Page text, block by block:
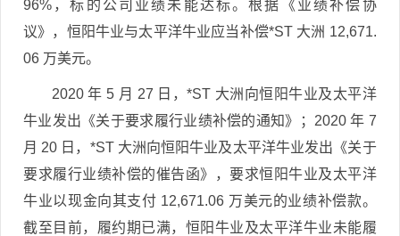
96%，标的公司业绩未能达标。根据《业绩补偿协
议》，恒阳牛业与太平洋牛业应当补偿*ST 大洲 12,671.
06 万美元。
2020 年 5 月 27 日，*ST 大洲向恒阳牛业及太平洋
牛业发出《关于要求履行业绩补偿的通知》；2020 年 7
月 20 日，*ST 大洲向恒阳牛业及太平洋牛业发出《关于
要求履行业绩补偿的催告函》，要求恒阳牛业及太平洋
牛业以现金向其支付 12,671.06 万美元的业绩补偿款。
截至目前，履约期已满，恒阳牛业及太平洋牛业未能履